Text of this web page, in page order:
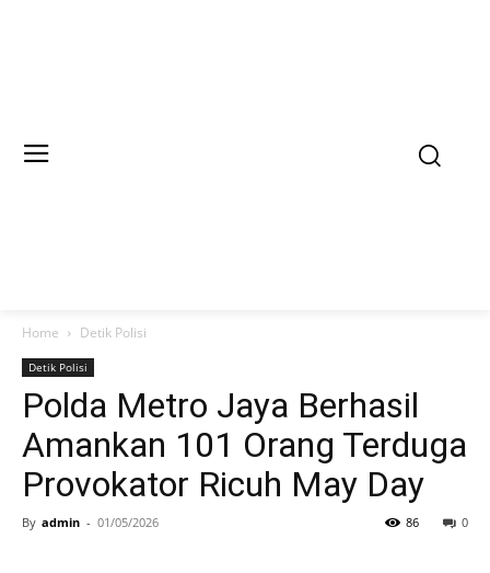
Home Detik Polisi
Detik Polisi
Polda Metro Jaya Berhasil
Amankan 101 Orang Terduga
Provokator Ricuh May Day
By admin - 01/05/2026 0
86